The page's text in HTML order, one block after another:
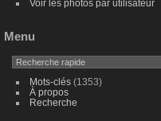
Voir les photos par utilisateur
Menu
Mots-clés(1353)
À propos
Recherche